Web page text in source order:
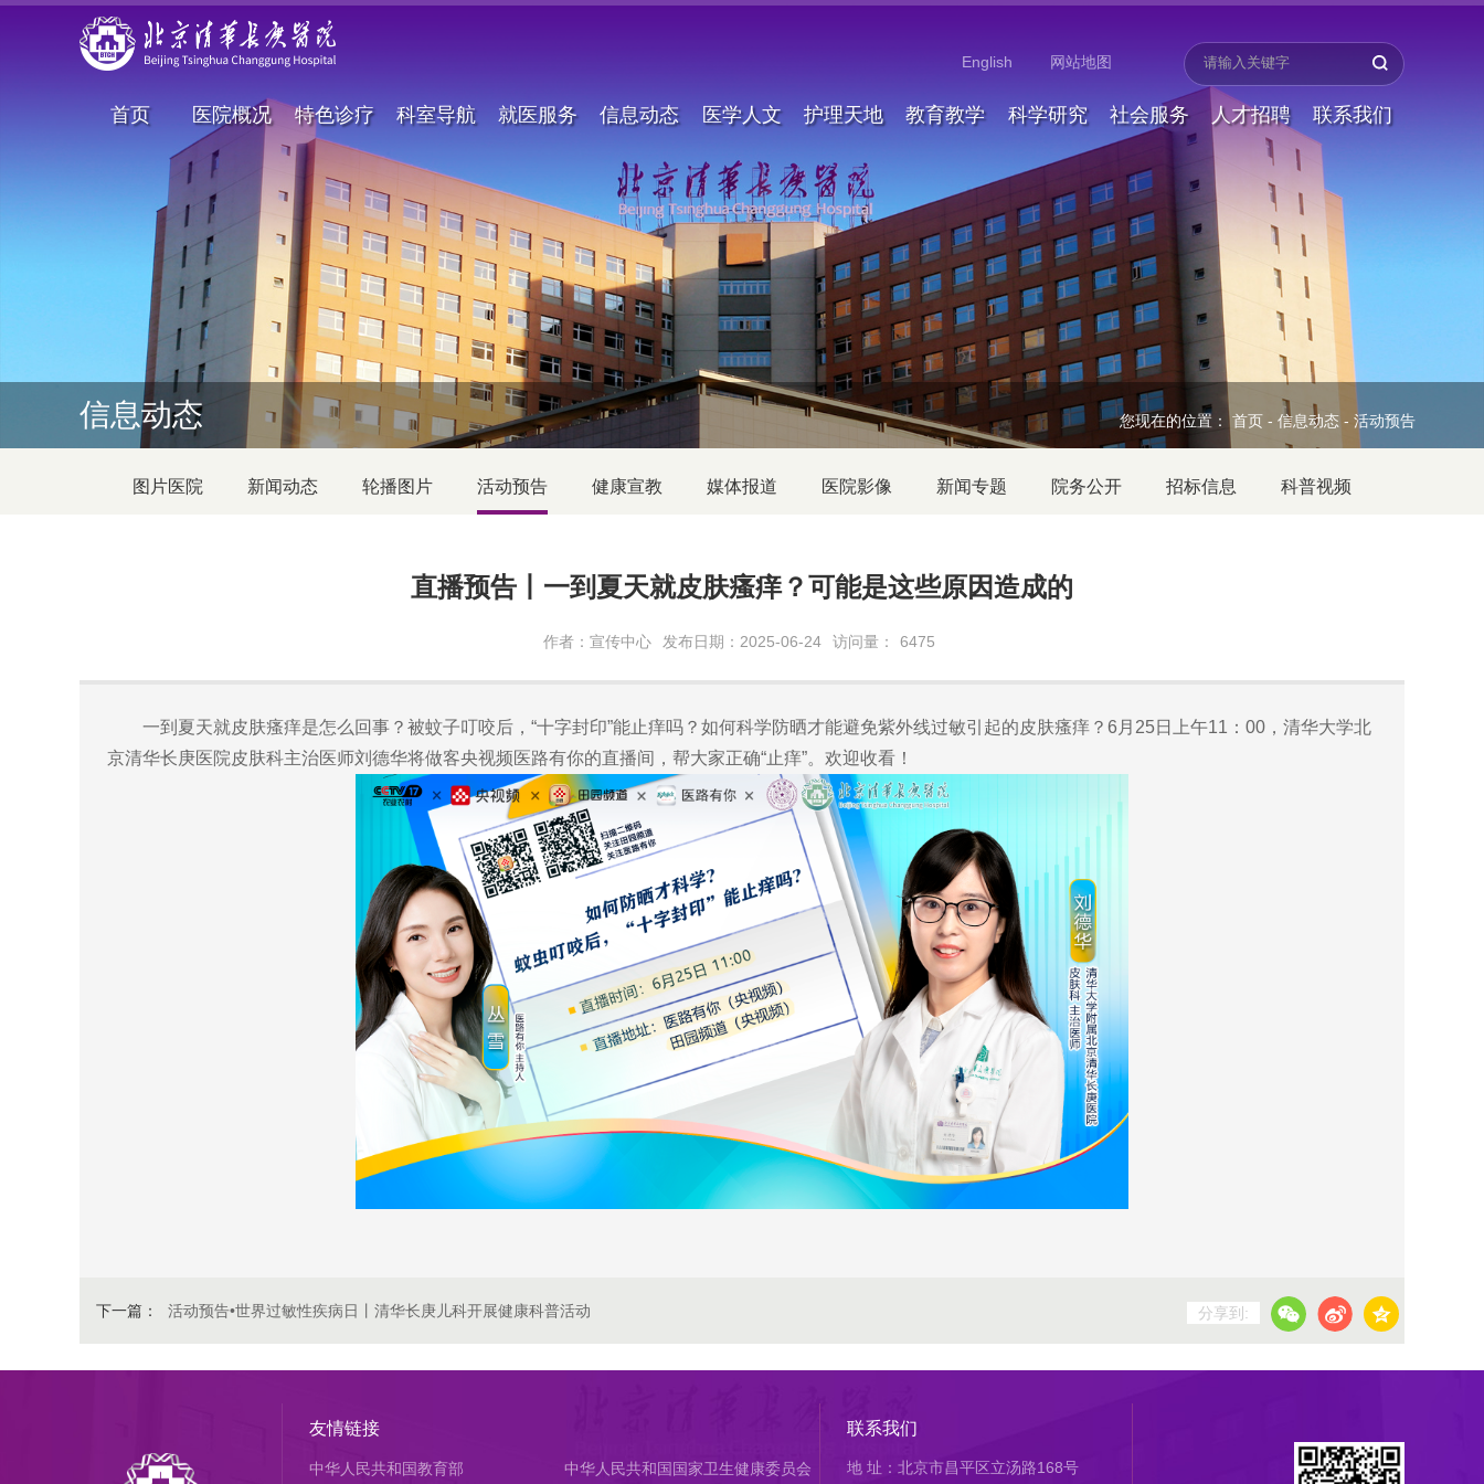
English 网站地图
首页 医院概况 特色诊疗 科室导航 就医服务 信息动态 医学人文 护理天地 教育教学 科学研究 社会服务 人才招聘 联系我们
信息动态 您现在的位置：首页 - 信息动态 - 活动预告
图片医院 新闻动态 轮播图片 活动预告 健康宣教 媒体报道 医院影像 新闻专题 院务公开 招标信息 科普视频
直播预告丨一到夏天就皮肤瘙痒？可能是这些原因造成的
作者：宣传中心 发布日期：2025-06-24 访问量： 6475
一到夏天就皮肤瘙痒是怎么回事？被蚊子叮咬后，“十字封印”能止痒吗？如何科学防晒才能避免紫外线过敏引起的皮肤瘙痒？6月25日上午11：00，清华大学北
京清华长庚医院皮肤科主治医师刘德华将做客央视频医路有你的直播间，帮大家正确“止痒”。欢迎收看！
下一篇： 活动预告•世界过敏性疾病日丨清华长庚儿科开展健康科普活动 分享到:
友情链接
中华人民共和国教育部 中华人民共和国国家卫生健康委员会
联系我们
地 址：北京市昌平区立汤路168号